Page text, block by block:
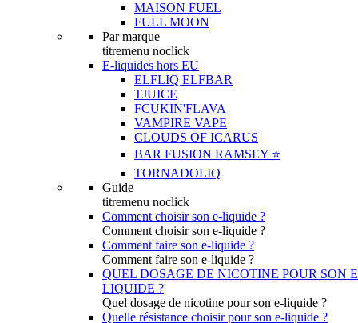
MAISON FUEL
FULL MOON
Par marque
titremenu noclick
E-liquides hors EU
ELFLIQ ELFBAR
TJUICE
FCUKIN'FLAVA
VAMPIRE VAPE
CLOUDS OF ICARUS
BAR FUSION RAMSEY ⭐️
TORNADOLIQ
Guide
titremenu noclick
Comment choisir son e-liquide ?
Comment choisir son e-liquide ?
Comment faire son e-liquide ?
Comment faire son e-liquide ?
QUEL DOSAGE DE NICOTINE POUR SON
LIQUIDE ?
Quel dosage de nicotine pour son e-liquide ?
Quelle résistance choisir pour son e-liquide ?